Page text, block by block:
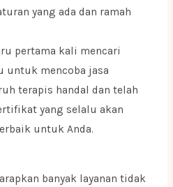
yang ada dan ramah
pertama kali mencari
untuk mencoba jasa
terapis handal dan telah
yang selalu akan
untuk Anda.
banyak layanan tidak